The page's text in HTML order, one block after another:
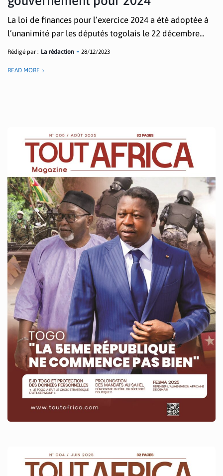
La loi de finances pour l’exercice 2024 a été adoptée à
l’unanimité par les députés togolais le 22 décembre...
Rédigé par : La rédaction 28/12/2023
READ MORE